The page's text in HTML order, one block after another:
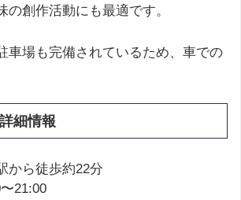
の創作活動にも最適です。
車場も完備されているため、車での
細情報
から徒歩約22分
21:00